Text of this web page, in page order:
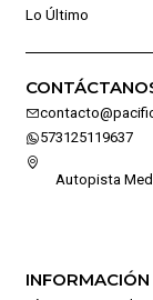
Lo Último
573125119637
Autopista
INFORMACIÓN